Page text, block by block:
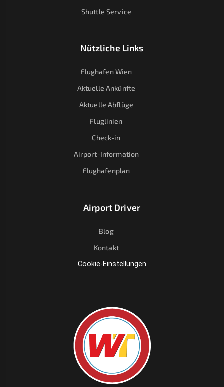
Shuttle Service
Nützliche Links
Flughafen Wien
Aktuelle Ankünfte
Aktuelle Abflüge
Fluglinien
Check-in
Airport-Information
Flughafenplan
Airport Driver
Blog
Kontakt
Cookie-Einstellungen